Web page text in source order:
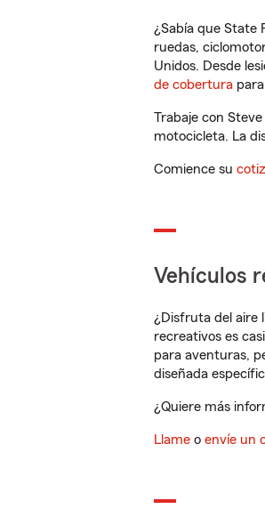
¿Sabía que State
ruedas,
Unidos. Desde
de cobertura
Trabaje con
motocicleta. La
Comience su
Vehículos
¿Disfruta del aire
recreativos es
para aventuras,
diseñada
¿Quiere más
Llame o envíe un